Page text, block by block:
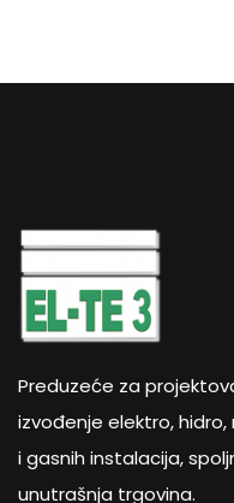
Preduzeće za
izvođenje elektro, hidro,
i gasnih instalacija,
unutrašnja trgovina.